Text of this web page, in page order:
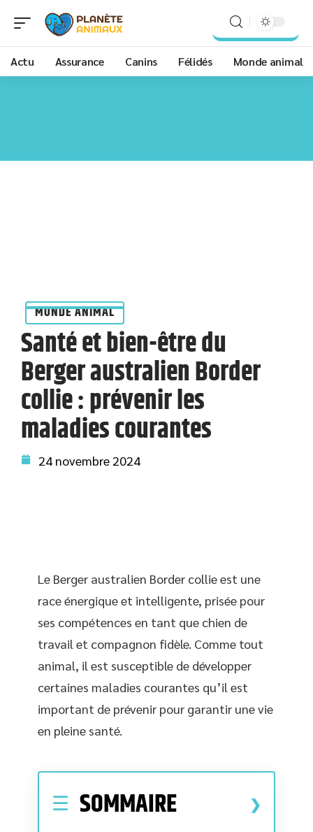
Actu Assurance Canins Félidés Monde animal
MONDE ANIMAL
Santé et bien-être du
Berger australien Border
collie : prévenir les
maladies courantes
24 novembre 2024
Le Berger australien Border collie est une
race énergique et intelligente, prisée pour
ses compétences en tant que chien de
travail et compagnon fidèle. Comme tout
animal, il est susceptible de développer
certaines maladies courantes qu’il est
important de prévenir pour garantir une vie
en pleine santé.
SOMMAIRE